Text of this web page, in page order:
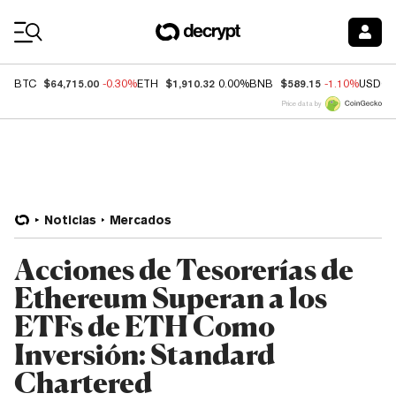
BTC $64,715.00 -0.30%ETH $1,910.32 0.00%BNB $589.15 -1.10%USDC
Price data by
Noticias Mercados
Acciones de Tesorerías de
Ethereum Superan a los
ETFs de ETH Como
Inversión: Standard
Chartered